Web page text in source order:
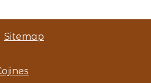
Sitemap